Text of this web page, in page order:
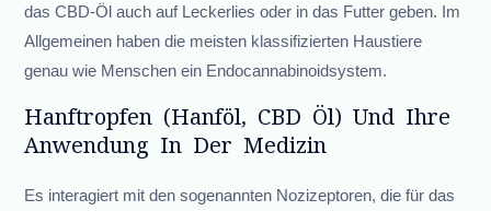
das CBD-Öl auch auf Leckerlies oder in das Futter geben. Im
Allgemeinen haben die meisten klassifizierten Haustiere
genau wie Menschen ein Endocannabinoidsystem.
Hanftropfen (Hanföl, CBD Öl) Und Ihre
Anwendung In Der Medizin
Es interagiert mit den sogenannten Nozizeptoren, die für das